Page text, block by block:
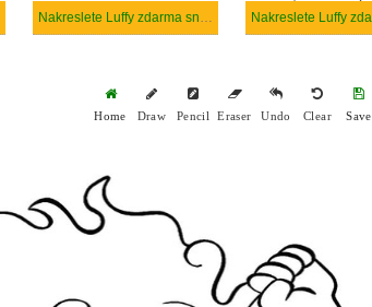
Home Draw Pencil Eraser Undo Clear Save